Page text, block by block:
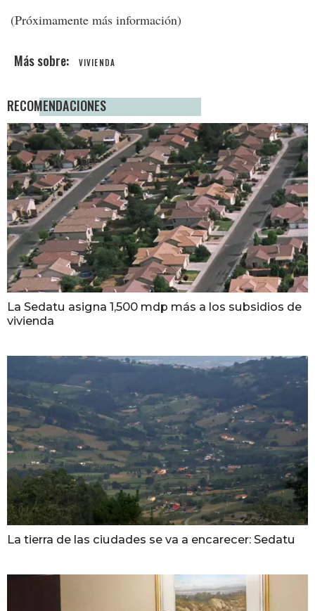
(Próximamente más información)
VIVIENDA
RECOMENDACIONES
La Sedatu asigna 1,500 mdp más a los subsidios de
vivienda
La tierra de las ciudades se va a encarecer: Sedatu